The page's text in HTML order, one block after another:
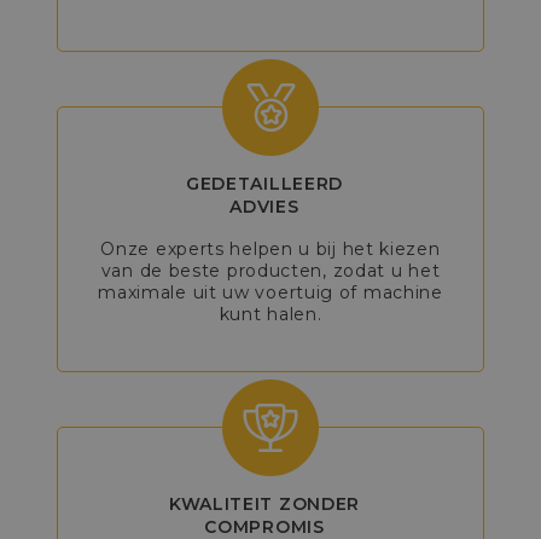
GEDETAILLEERD
ADVIES
Onze experts helpen u bij het kiezen
van de beste producten, zodat u het
maximale uit uw voertuig of machine
kunt halen.
KWALITEIT ZONDER
COMPROMIS